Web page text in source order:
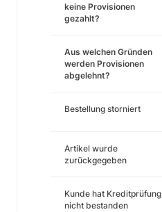
keine Provisionen
gezahlt?
Aus welchen Gründen
werden Provisionen
abgelehnt?
Bestellung storniert
Artikel wurde
zurückgegeben
Kunde hat Kreditprüfung
nicht bestanden